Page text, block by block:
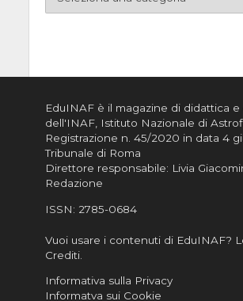
EduINAF è il magazine di didattica e
dell'INAF, Istituto Nazionale di
Registrazione n. 45/2020 in data 4
Tribunale di Roma
Direttore responsabile: Livia
Redazione
ISSN: 2785-0684
Vuoi usare i contenuti di EduINAF?
Crediti.
Informativa sulla Privacy
Informatva sui Cookie